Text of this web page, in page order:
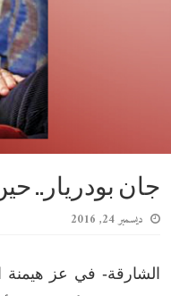
جان بودريار..
ديسمبر 24, 2016
الشارقة- في عز هيمنة